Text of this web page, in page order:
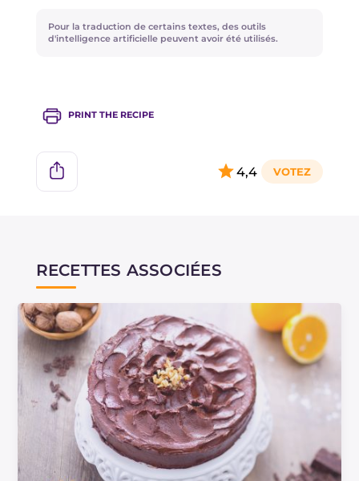
Pour la traduction de certains textes, des outils
d'intelligence artificielle peuvent avoir été utilisés.
PRINT THE RECIPE
4,4
RECETTES ASSOCIÉES